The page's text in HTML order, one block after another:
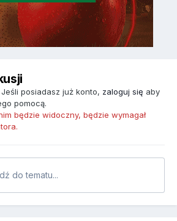
posiadasz już konto, zaloguj się aby
pomocą.
będzie widoczny, będzie wymagał
do tematu...